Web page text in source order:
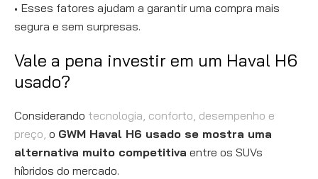
Esses fatores ajudam a garantir uma compra mais
segura e sem surpresas.
Vale a pena investir em um Haval H6
usado?
Considerando tecnologia, conforto, desempenho e
preço, o GWM Haval H6 usado se mostra uma
alternativa muito competitiva entre os SUVs
híbridos do mercado.